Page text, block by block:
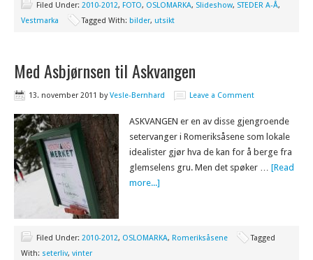
Filed Under: 2010-2012, FOTO, OSLOMARKA, Slideshow, STEDER A-Å,
Vestmarka
Tagged With: bilder, utsikt
Med Asbjørnsen til Askvangen
13. november 2011 byVesle-Bernhard Leave a Comment
ASKVANGEN er en av disse gjengroende
setervanger i Romeriksåsene som lokale
idealister gjør hva de kan for å berge fra
glemselens gru. Men det spøker … [Read
more...]
Filed Under: 2010-2012, OSLOMARKA, Romeriksåsene
Tagged
With: seterliv, vinter